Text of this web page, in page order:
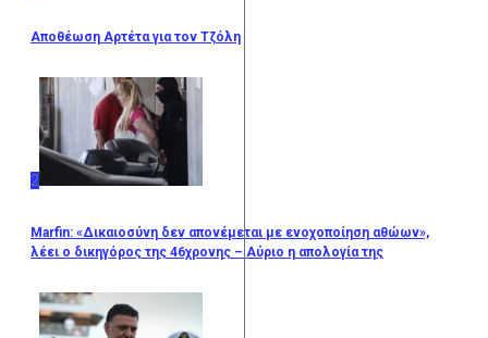
Αποθέωση Αρτέτα για τον Τζόλη
2
Marfin: «Δικαιοσύνη δεν απονέμεται με ενοχοποίηση αθώων»,
λέει ο δικηγόρος της 46χρονης – Αύριο η απολογία της